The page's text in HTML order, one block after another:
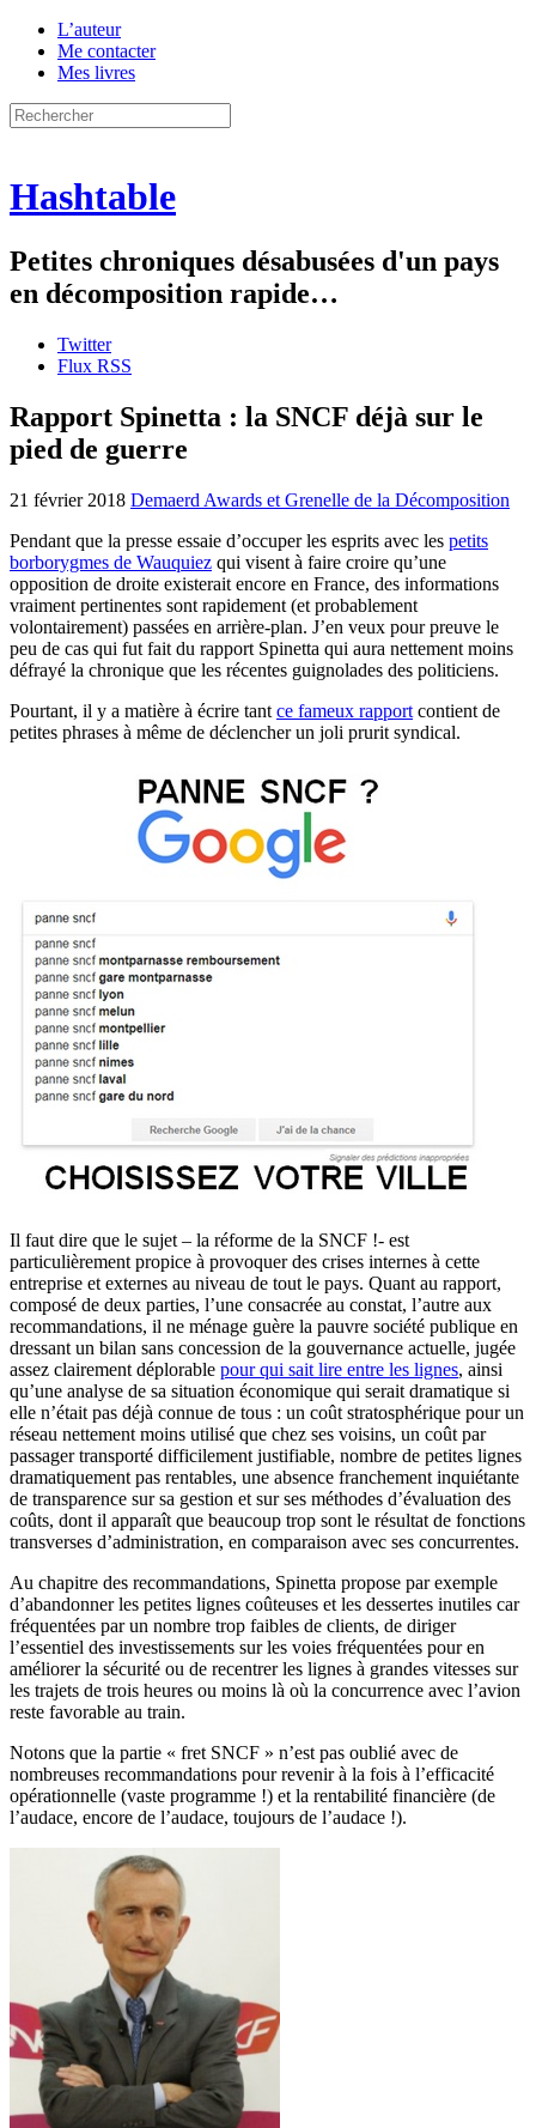
L’auteur
Me contacter
Mes livres
Hashtable
Petites chroniques désabusées d'un pays
en décomposition rapide…
Twitter
Flux RSS
Rapport Spinetta : la SNCF déjà sur le
pied de guerre
21 février 2018 Demaerd Awards et Grenelle de la Décomposition
Pendant que la presse essaie d’occuper les esprits avec les petits
borborygmes de Wauquiez qui visent à faire croire qu’une
opposition de droite existerait encore en France, des informations
vraiment pertinentes sont rapidement (et probablement
volontairement) passées en arrière-plan. J’en veux pour preuve le
peu de cas qui fut fait du rapport Spinetta qui aura nettement moins
défrayé la chronique que les récentes guignolades des politiciens.
Pourtant, il y a matière à écrire tant ce fameux rapport contient de
petites phrases à même de déclencher un joli prurit syndical.
Il faut dire que le sujet – la réforme de la SNCF !- est
particulièrement propice à provoquer des crises internes à cette
entreprise et externes au niveau de tout le pays. Quant au rapport,
composé de deux parties, l’une consacrée au constat, l’autre aux
recommandations, il ne ménage guère la pauvre société publique en
dressant un bilan sans concession de la gouvernance actuelle, jugée
assez clairement déplorable pour qui sait lire entre les lignes, ainsi
qu’une analyse de sa situation économique qui serait dramatique si
elle n’était pas déjà connue de tous : un coût stratosphérique pour un
réseau nettement moins utilisé que chez ses voisins, un coût par
passager transporté difficilement justifiable, nombre de petites lignes
dramatiquement pas rentables, une absence franchement inquiétante
de transparence sur sa gestion et sur ses méthodes d’évaluation des
coûts, dont il apparaît que beaucoup trop sont le résultat de fonctions
transverses d’administration, en comparaison avec ses concurrentes.
Au chapitre des recommandations, Spinetta propose par exemple
d’abandonner les petites lignes coûteuses et les dessertes inutiles car
fréquentées par un nombre trop faibles de clients, de diriger
l’essentiel des investissements sur les voies fréquentées pour en
améliorer la sécurité ou de recentrer les lignes à grandes vitesses sur
les trajets de trois heures ou moins là où la concurrence avec l’avion
reste favorable au train.
Notons que la partie « fret SNCF » n’est pas oublié avec de
nombreuses recommandations pour revenir à la fois à l’efficacité
opérationnelle (vaste programme !) et la rentabilité financière (de
l’audace, encore de l’audace, toujours de l’audace !).